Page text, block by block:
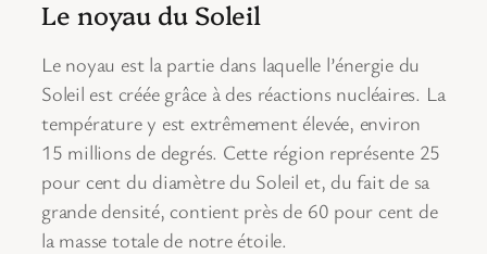
Le noyau du Soleil
Le noyau est la partie dans laquelle l’énergie du
Soleil est créée grâce à des réactions nucléaires. La
température y est extrêmement élevée, environ
15 millions de degrés. Cette région représente 25
pour cent du diamètre du Soleil et, du fait de sa
grande densité, contient près de 60 pour cent de
la masse totale de notre étoile.